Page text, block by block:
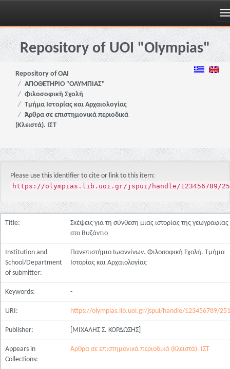
Skip
navigationRepository of UOI "Olympias"
Repository of OAI
ΑΠΟΘΕΤΗΡΙΟ "ΟΛΥΜΠΙΑΣ"
Φιλοσοφική Σχολή
Τμήμα Ιστορίας και Αρχαιολογίας
Άρθρα σε επιστημονικά περιοδικά
(Κλειστά). ΙΣΤ
Please use this identifier to cite or link to this item:
https://olympias.lib.uoi.gr/jspui/handle/123456789/
Title:
Σκέψεις για τη σύνθεση μιας ιστορίας της γεωγραφίας
στο Βυζάντιο
Institution and
School/Department
of submitter:
Πανεπιστήμιο Ιωαννίνων. Φιλοσοφική Σχολή. Τμήμα
Ιστορίας και Αρχαιολογίας
Keywords: -
URI: https://olympias.lib.uoi.gr/jspui/handle/123456789/
Publisher: [ΜΙΧΑΛΗΣ Σ. ΚΟΡΔΩΣΗΣ]
Appears in
Collections:
Άρθρα σε επιστημονικά περιοδικά (Κλειστά). ΙΣΤ